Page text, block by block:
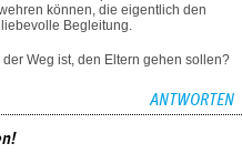
können, die eigentlich den
Begleitung.
Weg ist, den Eltern gehen sollen?
ANTWORTEN